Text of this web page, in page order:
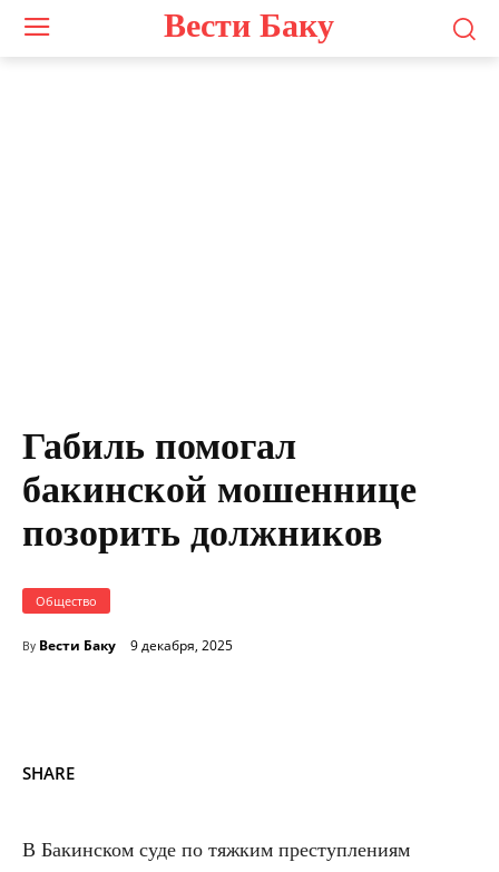
Вести Баку
Габиль помогал
бакинской мошеннице
позорить должников
Общество
By Вести Баку 9 декабря, 2025
SHARE
В Бакинском суде по тяжким преступлениям